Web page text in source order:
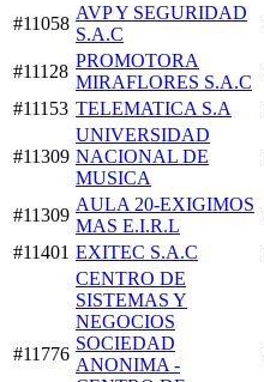
#11058
AVP Y SEGURIDAD
S.A.C
#11128
PROMOTORA
MIRAFLORES S.A.C
#11153 TELEMATICA S.A
#11309
UNIVERSIDAD
NACIONAL DE
MUSICA
#11309
AULA 20-EXIGIMOS
MAS E.I.R.L
#11401 EXITEC S.A.C
#11776
CENTRO DE
SISTEMAS Y
NEGOCIOS
SOCIEDAD
ANONIMA -